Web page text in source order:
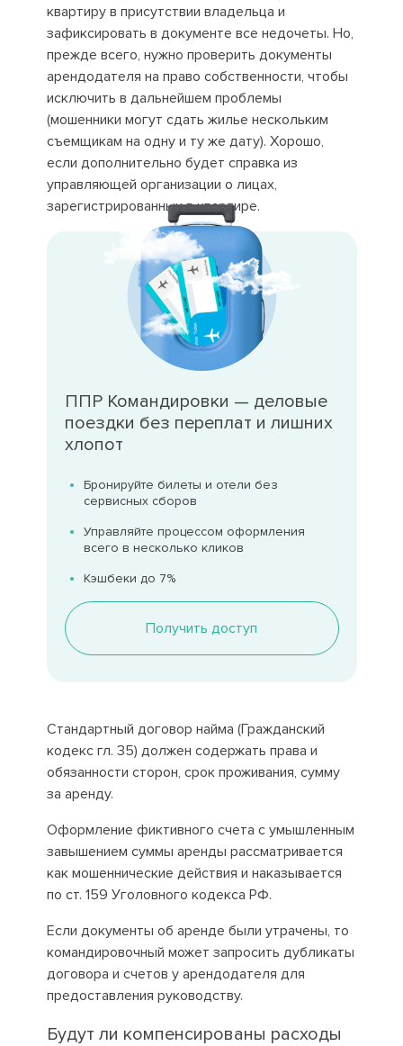
квартиру в присутствии владельца и
зафиксировать в документе все недочеты. Но,
прежде всего, нужно проверить документы
арендодателя на право собственности, чтобы
исключить в дальнейшем проблемы
(мошенники могут сдать жилье нескольким
съемщикам на одну и ту же дату). Хорошо,
если дополнительно будет справка из
управляющей организации о лицах,
зарегистрированных в квартире.
ППР Командировки — деловые
поездки без переплат и лишних
хлопот
Бронируйте билеты и отели без
сервисных сборов
Управляйте процессом оформления
всего в несколько кликов
Кэшбеки до 7%
Получить доступ
Стандартный договор найма (Гражданский
кодекс гл. 35) должен содержать права и
обязанности сторон, срок проживания, сумму
за аренду.
Оформление фиктивного счета с умышленным
завышением суммы аренды рассматривается
как мошеннические действия и наказывается
по ст. 159 Уголовного кодекса РФ.
Если документы об аренде были утрачены, то
командировочный может запросить дубликаты
договора и счетов у арендодателя для
предоставления руководству.
Будут ли компенсированы расходы